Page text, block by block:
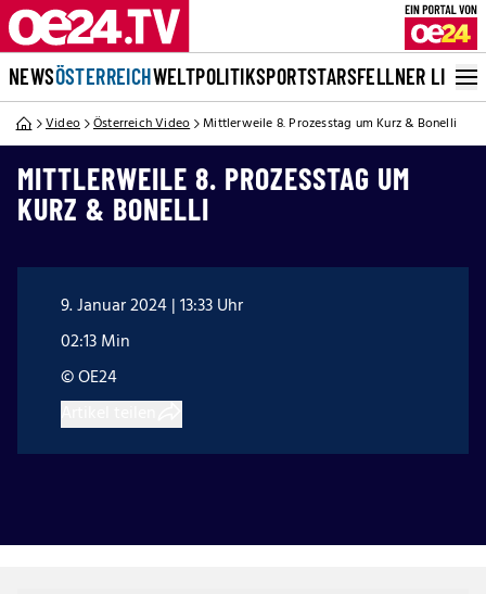
NEWSÖSTERREICHWELTPOLITIKSPORTSTARSFELLNER LIVE
Video Österreich Video Mittlerweile 8. Prozesstag um Kurz & Bonelli
MITTLERWEILE 8. PROZESSTAG UM
KURZ & BONELLI
9. Januar 2024 | 13:33 Uhr
02:13 Min
© OE24